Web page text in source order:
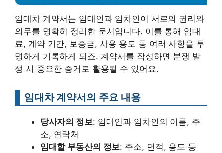
임대차 계약서는 임대인과 임차인이 서로의 권리와
의무를 명확히 정리한 문서입니다. 이를 통해 임대
료, 계약 기간, 보증금, 사용 용도 등 여러 사항을 투
명하게 기록하게 되죠. 계약서를 작성하면 분쟁 발
생 시 중요한 증거로 활용될 수 있어요.
임대차 계약서의 주요 내용
당사자의 정보: 임대인과 임차인의 이름, 주
소, 연락처
임대할 부동산의 정보: 주소, 면적, 용도 등